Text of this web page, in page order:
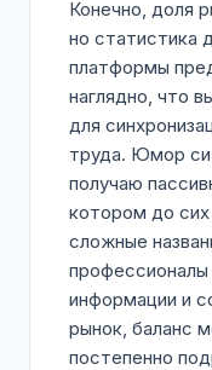
Конечно, доля
но статистика
платформы
наглядно, что
для
труда. Юмор
получаю
котором до
сложные
профессионалы
информации и
рынок, баланс
постепенно